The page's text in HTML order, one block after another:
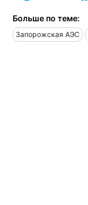
Больше по теме:
Запорожская АЭС